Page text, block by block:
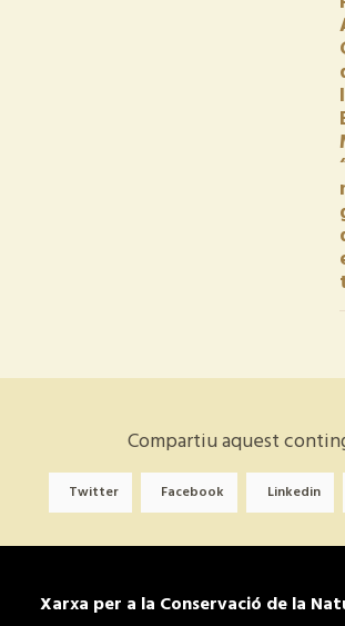
Compartiu aquest
Twitter Facebook Linkedin
Xarxa per a la Conservació de la